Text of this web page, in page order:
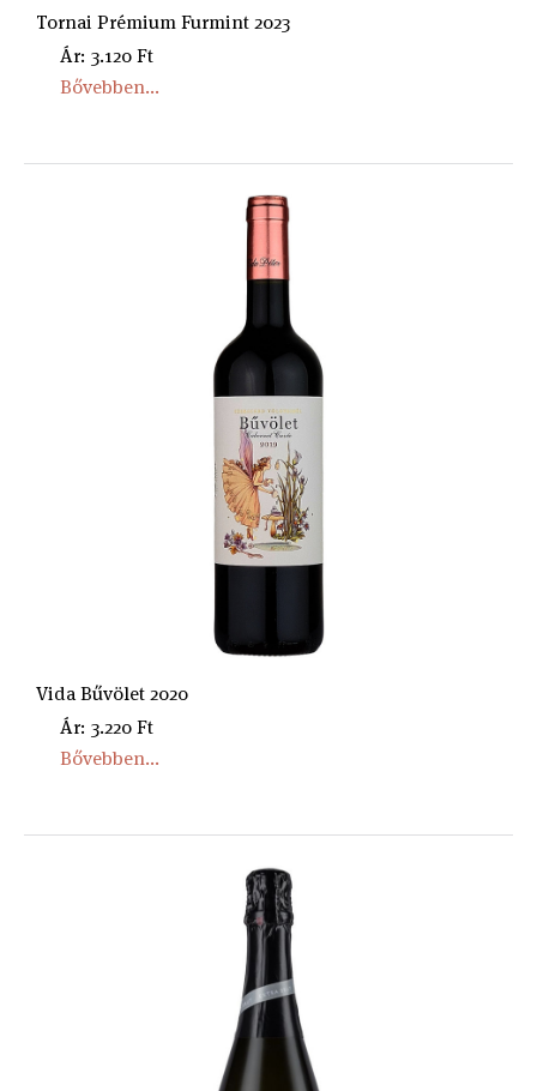
Tornai Prémium Furmint 2023
Ár: 3.120 Ft
Bővebben...
Vida Bűvölet 2020
Ár: 3.220 Ft
Bővebben...